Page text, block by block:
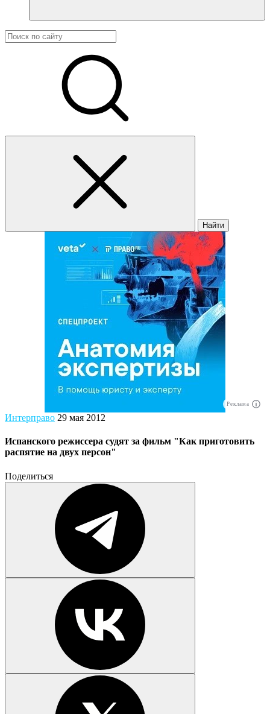
Найти
Реклама
Интерправо 29 мая 2012
Испанского режиссера судят за фильм "Как приготовить
распятие на двух персон"
Поделиться